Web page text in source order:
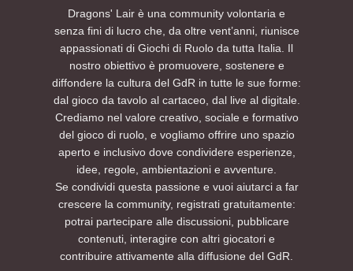
Dragons' Lair è una community volontaria e
senza fini di lucro che, da oltre vent’anni, riunisce
appassionati di Giochi di Ruolo da tutta Italia. Il
nostro obiettivo è promuovere, sostenere e
diffondere la cultura del GdR in tutte le sue forme:
dal gioco da tavolo al cartaceo, dal live al digitale.
Crediamo nel valore creativo, sociale e formativo
del gioco di ruolo, e vogliamo offrire uno spazio
aperto e inclusivo dove condividere esperienze,
idee, regole, ambientazioni e avventure.
Se condividi questa passione e vuoi aiutarci a far
crescere la community, registrati gratuitamente:
potrai partecipare alle discussioni, pubblicare
contenuti, interagire con altri giocatori e
contribuire attivamente alla diffusione del GdR.